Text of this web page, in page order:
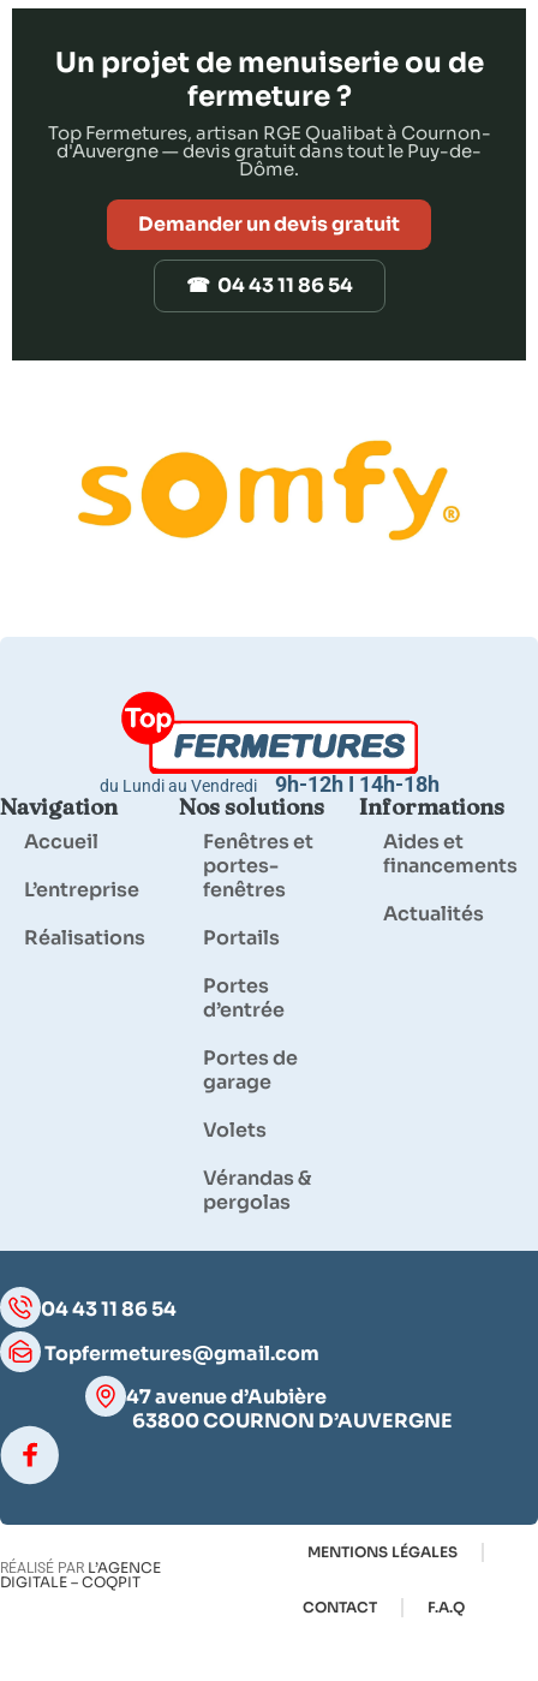
Un projet de menuiserie ou de
fermeture ?
Top Fermetures, artisan RGE Qualibat à Cournon-
d'Auvergne — devis gratuit dans tout le Puy-de-
Dôme.
Demander un devis gratuit
☎ 04 43 11 86 54
du Lundi au Vendredi 9h-12h I 14h-18h
Navigation
Accueil
L’entreprise
Réalisations
Nos solutions
Fenêtres et
portes-
fenêtres
Portails
Portes
d’entrée
Portes de
garage
Volets
Vérandas &
pergolas
Informations
Aides et
financements
Actualités
04 43 11 86 54
Topfermetures@gmail.com
47 avenue d’Aubière
63800 COURNON D’AUVERGNE
RÉALISÉ PAR L’AGENCE
DIGITALE – COQPIT
MENTIONS LÉGALES
CONTACT F.A.Q